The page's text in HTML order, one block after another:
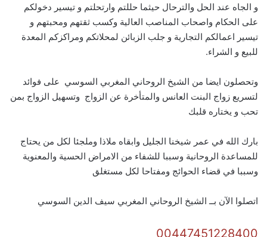
و الجاه عند الحل والترحال حيثما حللتم وارتحلتم و تيسير دخولكم
على الحكام واصحاب المناصب العالية وكسب ثقتهم ومحبتهم و
تيسير اعمالكم التجارية و جلب الزبائن لمحلاتكم ومراكزكم المعدة
للبيع و الشراء.
وتحصلون ايضا من الشيخ الروحاني المغربي السوسي على فوائد
لتسريع زواج البنت العانس والمتأخرة عن الزواج وتسهيل الزواج بمن
تحب و يختاره قلبك
بارك الله في عمر شيخنا الجليل وابقاه ملاذا وملجئا لكل من يحتاج
للمساعدة الروحانية وسببا للشفاء من الامراض الحسية والمعنوية
وسببا في قضاء الحوائج ومفتاحا لكل مستغلق
اتصلوا الآن بــ الشيخ الروحاني المغربي سيف الدين السوسي
00447451228400